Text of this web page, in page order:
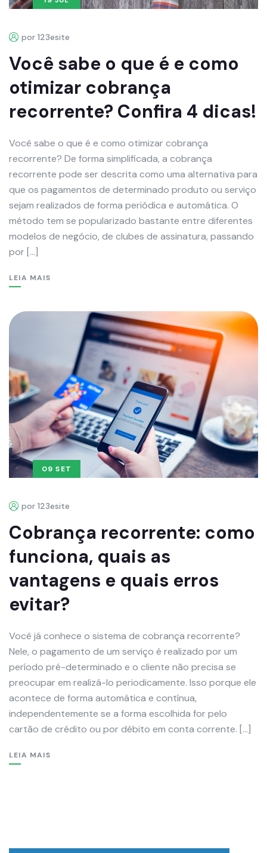
por 123esite
Você sabe o que é e como
otimizar cobrança
recorrente? Confira 4 dicas!
Você sabe o que é e como otimizar cobrança
recorrente? De forma simplificada, a cobrança
recorrente pode ser descrita como uma alternativa para
que os pagamentos de determinado produto ou serviço
sejam realizados de forma periódica e automática. O
método tem se popularizado bastante entre diferentes
modelos de negócio, de clubes de assinatura, passando
por […]
LEIA MAIS
09 SET
por 123esite
Cobrança recorrente: como
funciona, quais as
vantagens e quais erros
evitar?
Você já conhece o sistema de cobrança recorrente?
Nele, o pagamento de um serviço é realizado por um
período pré-determinado e o cliente não precisa se
preocupar em realizá-lo periodicamente. Isso porque ele
acontece de forma automática e contínua,
independentemente se a forma escolhida for pelo
cartão de crédito ou por débito em conta corrente. […]
LEIA MAIS